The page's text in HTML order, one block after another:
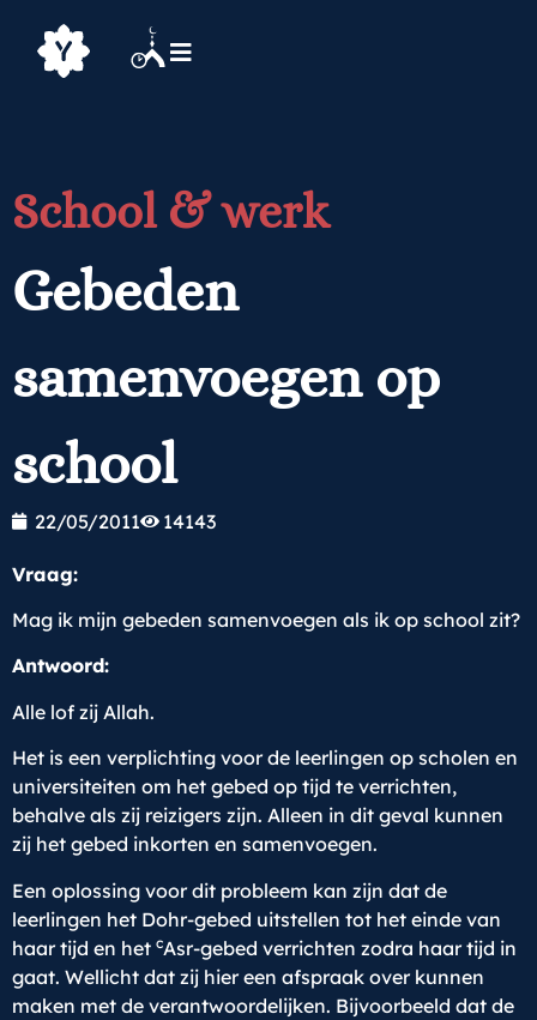
School & werk
Gebeden
samenvoegen op
school
22/05/2011 14143
Vraag:
Mag ik mijn gebeden samenvoegen als ik op school zit?
Antwoord:
Alle lof zij Allah.
Het is een verplichting voor de leerlingen op scholen en
universiteiten om het gebed op tijd te verrichten,
behalve als zij reizigers zijn. Alleen in dit geval kunnen
zij het gebed inkorten en samenvoegen.
Een oplossing voor dit probleem kan zijn dat de
leerlingen het Dohr-gebed uitstellen tot het einde van
haar tijd en het cAsr-gebed verrichten zodra haar tijd in
gaat. Wellicht dat zij hier een afspraak over kunnen
maken met de verantwoordelijken. Bijvoorbeeld dat de